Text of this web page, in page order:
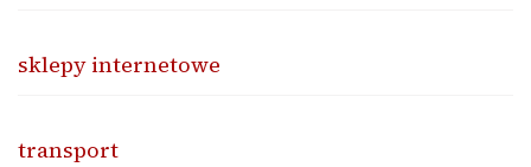
sklepy internetowe
transport